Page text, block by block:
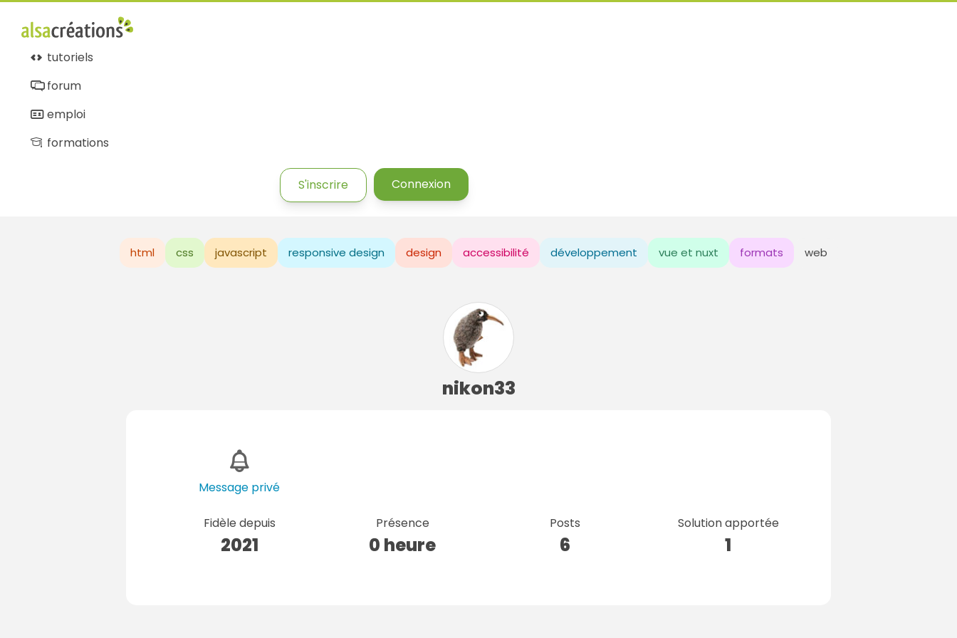
tutoriels
forum
emploi
formations
S'inscrire Connexion
html css javascript responsive design design accessibilité développement vue et nuxt formats web
nikon33
Message privé
Fidèle depuis
2021
Présence
0 heure
Posts
6
Solution apportée
1